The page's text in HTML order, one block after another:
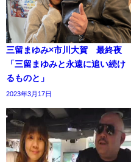
三留まゆみ×市川大賀 最終夜
「三留まゆみと永遠に追い続け
るものと」
2023年3月17日